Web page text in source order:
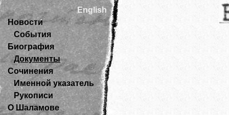
English
Новости
События
Биография
Документы
Сочинения
Именной указатель
Рукописи
О Шаламове